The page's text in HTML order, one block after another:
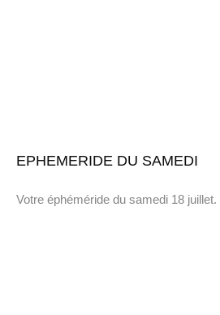
EPHEMERIDE DU SAMEDI
Votre éphéméride du samedi 18 juillet.